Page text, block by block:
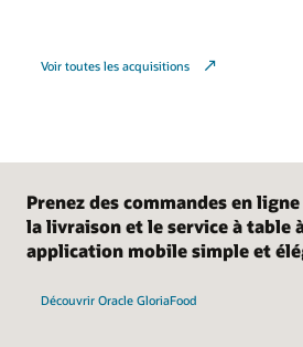
Voir toutes les acquisitions
Prenez des commandes en
la livraison et le service à table
application mobile simple et
Découvrir Oracle GloriaFood